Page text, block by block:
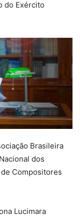
do Exército
Brasileira
dos
Compositores
Lucimara